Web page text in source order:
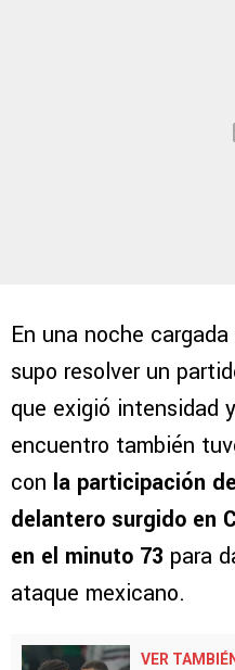
En una noche
supo resolver un
que exigió intensidad
encuentro también
con la participación de
delantero surgido en
en el minuto 73 para
ataque mexicano.
VER TAMBIÉN